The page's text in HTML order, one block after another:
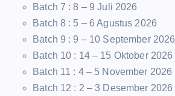
Batch 7 : 8 – 9 Juli 2026
Batch 8 : 5 – 6 Agustus 2026
Batch 9 : 9 – 10 September 2026
Batch 10 : 14 – 15 Oktober 2026
Batch 11 : 4 – 5 November 2026
Batch 12 : 2 – 3 Desember 2026